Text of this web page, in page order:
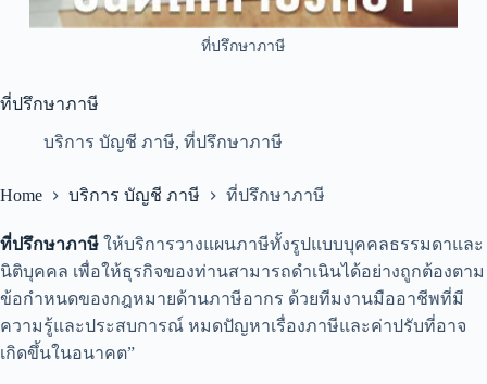
ที่ปรึกษาภาษี
ที่ปรึกษาภาษี
บริการ บัญชี ภาษี, ที่ปรึกษาภาษี
Home บริการ บัญชี ภาษี ที่ปรึกษาภาษี
ที่ปรึกษาภาษี ให้บริการวางแผนภาษีทั้งรูปแบบบุคคลธรรมดาและ
นิติบุคคล เพื่อให้ธุรกิจของท่านสามารถดำเนินได้อย่างถูกต้องตาม
ข้อกำหนดของกฎหมายด้านภาษีอากร ด้วยทีมงานมืออาชีพที่มี
ความรู้และประสบการณ์ หมดปัญหาเรื่องภาษีและค่าปรับที่อาจ
เกิดขึ้นในอนาคต”